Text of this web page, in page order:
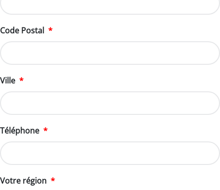
Code Postal *
Ville *
Téléphone *
Votre région *